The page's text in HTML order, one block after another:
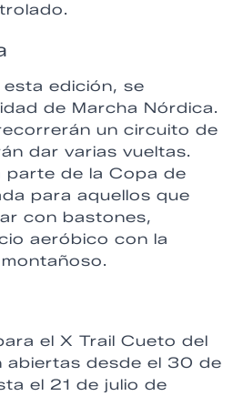
edición, se
de Marcha Nórdica.
un circuito de
dar varias vueltas.
parte de la Copa de
para aquellos que
con bastones,
aeróbico con la
el X Trail Cueto del
desde el 30 de
el 21 de julio de